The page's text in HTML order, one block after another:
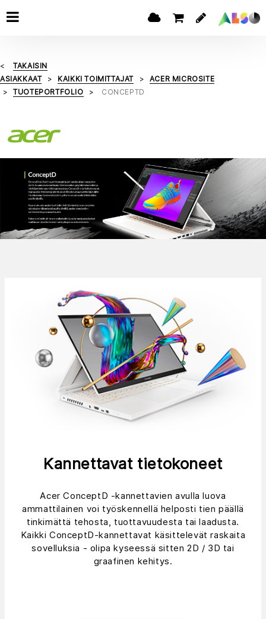
TAKAISIN
ASIAKKAAT
KAIKKI TOIMITTAJAT
ACER MICROSITE
TUOTEPORTFOLIO
CONCEPTD
Kannettavat tietokoneet
Acer ConceptD -kannettavien avulla luova
ammattilainen voi työskennellä helposti tien päällä
tinkimättä tehosta, tuottavuudesta tai laadusta.
Kaikki ConceptD-kannettavat käsittelevät raskaita
sovelluksia - olipa kyseessä sitten 2D / 3D tai
graafinen kehitys.